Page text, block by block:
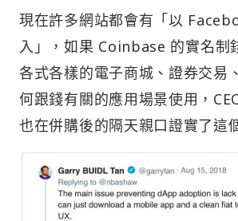
現在許多網站都會有「以
入」，如果 Coinbase 的實名制
各式各樣的電子商城、證券交易
何跟錢有關的應用場景使用，
也在併購後的隔天親口證實了這